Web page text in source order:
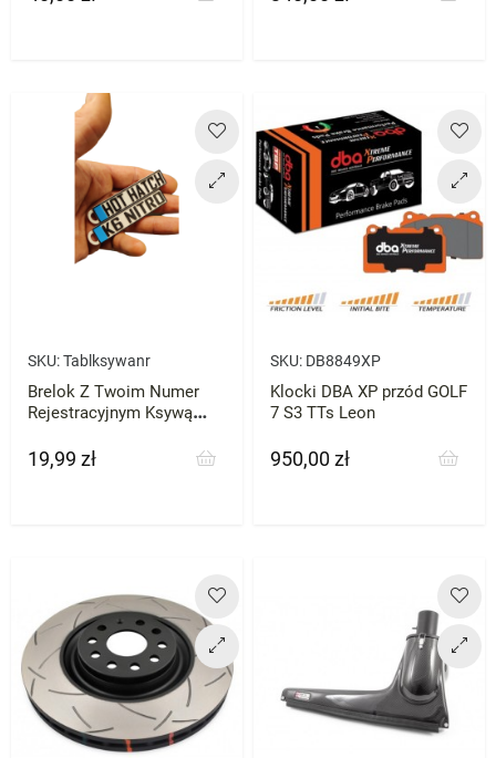
SKU:Tablksywanr
Brelok Z Twoim Numer
Rejestracyjnym Ksywą
Cena
19,99 zł
SKU: DB8849XP
Klocki DBA XP przód GOLF
7 S3 TTs Leon
Cena
950,00 zł